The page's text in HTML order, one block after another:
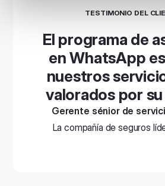
TESTIMONIO DEL
El programa de
en WhatsApp
nuestros
valorados por
Gerente sénior de
La compañía de seguros